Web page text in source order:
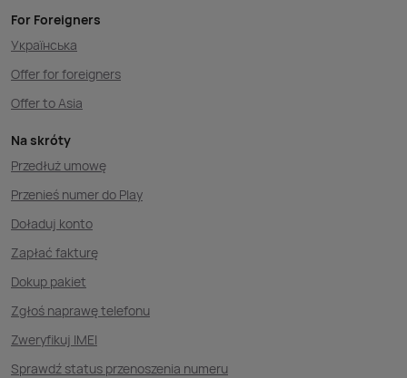
For Foreigners
Українська
Offer for foreigners
Offer to Asia
Na skróty
Przedłuż umowę
Przenieś numer do Play
Doładuj konto
Zapłać fakturę
Dokup pakiet
Zgłoś naprawę telefonu
Zweryfikuj IMEI
Sprawdź status przenoszenia numeru